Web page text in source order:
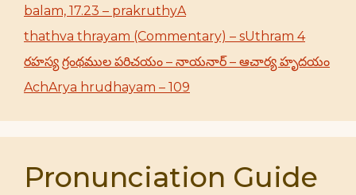
balam, 17.23 – prakruthyA
thathva thrayam (Commentary) – sUthram 4
రహస్య గ్రంథముల పరిచయం – నాయనార్ – ఆచార్య హృదయం
AchArya hrudhayam – 109
Pronunciation Guide